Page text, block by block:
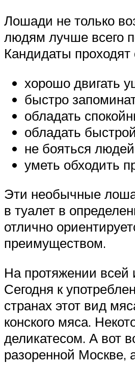
Лошади не только
людям лучше всего
Кандидаты
хорошо двигать
быстро
обладать
обладать
не бояться
уметь обходить
Эти необычные
в туалет в
отлично
преимуществом.
На протяжении всей
Сегодня к
странах этот вид
конского мяса.
деликатесом. А вот
разоренной